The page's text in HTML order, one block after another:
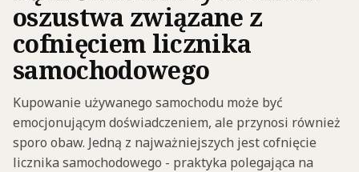
oszustwa związane z
cofnięciem licznika
samochodowego
Kupowanie używanego samochodu może być
emocjonującym doświadczeniem, ale przynosi również
sporo obaw. Jedną z najważniejszych jest cofnięcie
licznika samochodowego - praktyka polegająca na